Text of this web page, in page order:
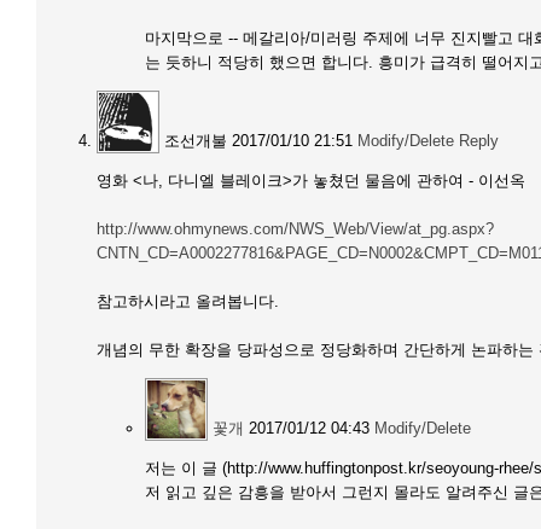
마지막으로 -- 메갈리아/미러링 주제에 너무 진지빨고
는 듯하니 적당히 했으면 합니다. 흥미가 급격히 떨어지
조선개불 2017/01/10 21:51 Modify/Delete Reply
영화 <나, 다니엘 블레이크>가 놓쳤던 물음에 관하여 - 이선옥
http://www.ohmynews.com/NWS_Web/View/at_pg.aspx?
참고하시라고 올려봅니다.
개념의 무한 확장을 당파성으로 정당화하며 간단하게 논파하
꽃개 2017/01/12 04:43 Modify/Delete
저는 이 글 (http://www.huffingtonpost.kr/seoyoung-
저 읽고 깊은 감흥을 받아서 그런지 몰라도 알려주신 글